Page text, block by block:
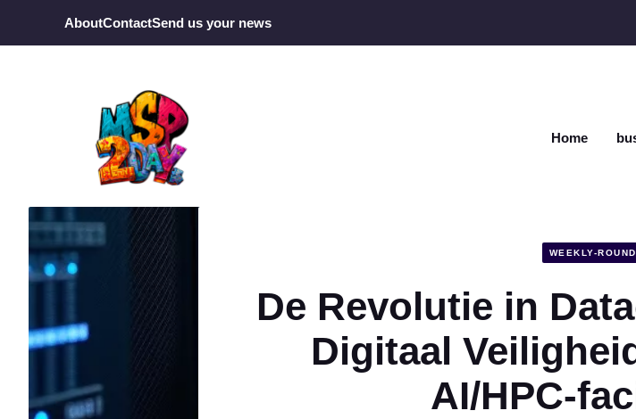
AboutContactSend us your news
Home
WEEKLY-
De Revolutie in
Digitaal
AI/HPC-